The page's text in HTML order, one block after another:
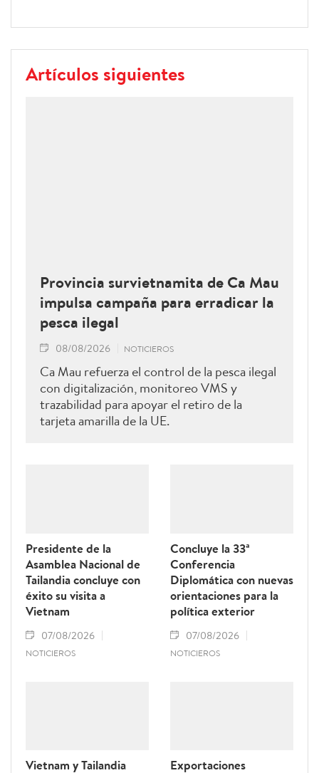
Artículos siguientes
Provincia survietnamita de Ca Mau
impulsa campaña para erradicar la
pesca ilegal
08/08/2026 NOTICIEROS
Ca Mau refuerza el control de la pesca ilegal
con digitalización, monitoreo VMS y
trazabilidad para apoyar el retiro de la
tarjeta amarilla de la UE.
Presidente de la
Asamblea Nacional de
Tailandia concluye con
éxito su visita a
Vietnam
07/08/2026
NOTICIEROS
Concluye la 33ª
Conferencia
Diplomática con nuevas
orientaciones para la
política exterior
07/08/2026
NOTICIEROS
Vietnam y Tailandia
Exportaciones